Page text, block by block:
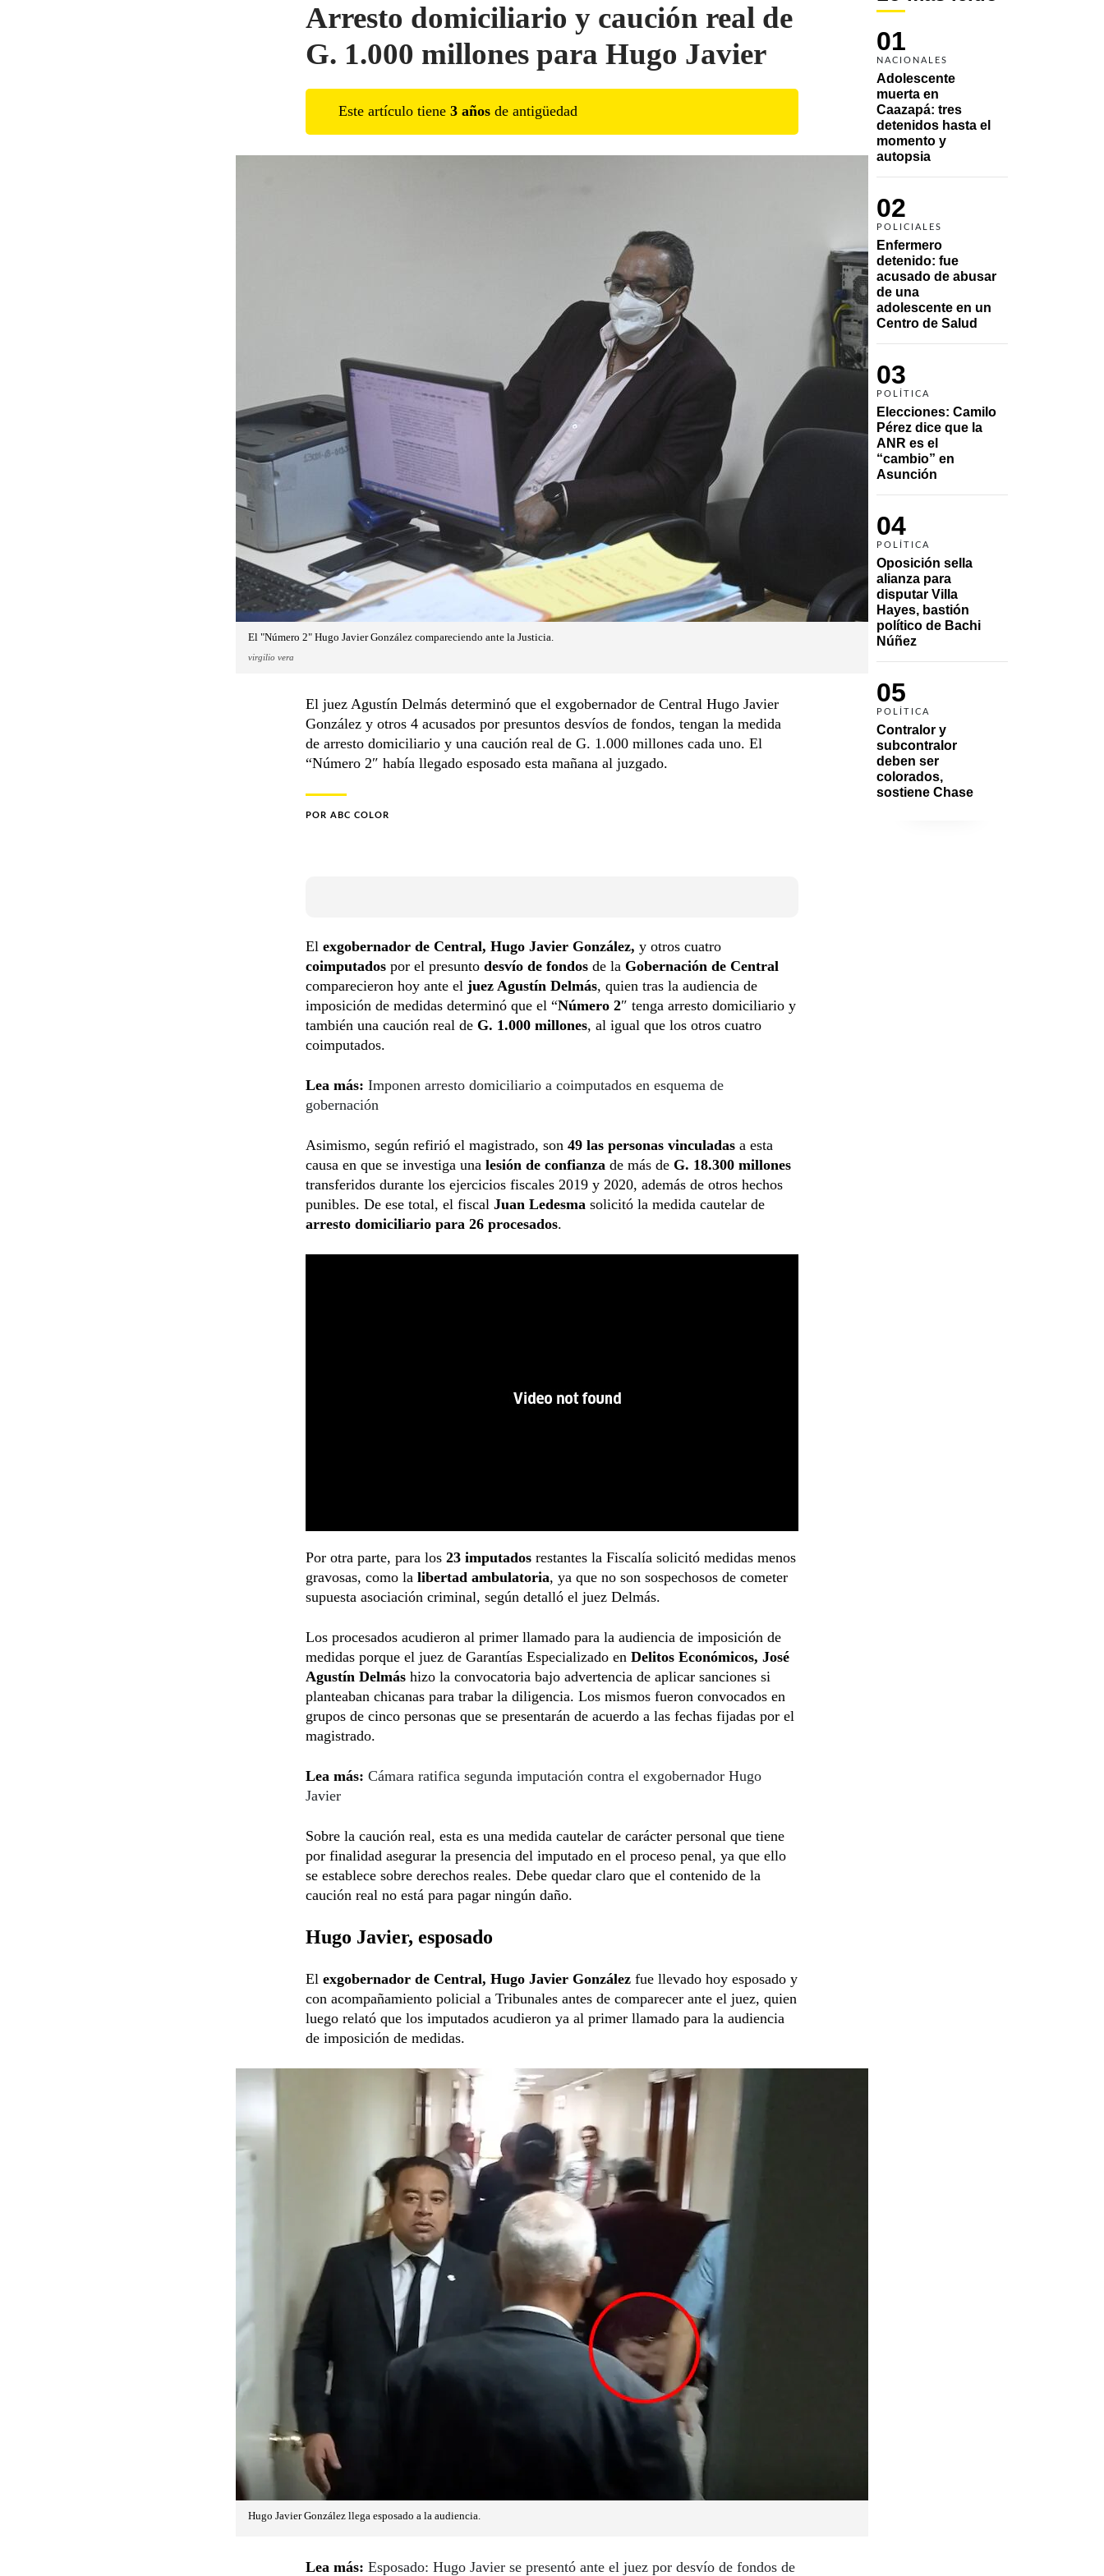
01
NACIONALES
Adolescente
muerta en
Caazapá: tres
detenidos hasta el
momento y
autopsia
02
POLICIALES
Enfermero
detenido: fue
acusado de abusar
de una
adolescente en un
Centro de Salud
03
POLÍTICA
Elecciones: Camilo
Pérez dice que la
ANR es el
“cambio” en
Asunción
04
POLÍTICA
Oposición sella
alianza para
disputar Villa
Hayes, bastión
político de Bachi
Núñez
05
POLÍTICA
Contralor y
subcontralor
deben ser
colorados,
sostiene Chase
Arresto domiciliario y caución real de
G. 1.000 millones para Hugo Javier
Este artículo tiene 3 años de antigüedad
El "Número 2" Hugo Javier González compareciendo ante la Justicia.
virgilio vera
El juez Agustín Delmás determinó que el exgobernador de Central Hugo Javier
González y otros 4 acusados por presuntos desvíos de fondos, tengan la medida
de arresto domiciliario y una caución real de G. 1.000 millones cada uno. El
“Número 2″ había llegado esposado esta mañana al juzgado.
POR ABC COLOR
El exgobernador de Central, Hugo Javier González, y otros cuatro
coimputados por el presunto desvío de fondos de la Gobernación de Central
comparecieron hoy ante el juez Agustín Delmás, quien tras la audiencia de
imposición de medidas determinó que el “Número 2″ tenga arresto domiciliario y
también una caución real de G. 1.000 millones, al igual que los otros cuatro
coimputados.
Lea más: Imponen arresto domiciliario a coimputados en esquema de
gobernación
Asimismo, según refirió el magistrado, son 49 las personas vinculadas a esta
causa en que se investiga una lesión de confianza de más de G. 18.300 millones
transferidos durante los ejercicios fiscales 2019 y 2020, además de otros hechos
punibles. De ese total, el fiscal Juan Ledesma solicitó la medida cautelar de
arresto domiciliario para 26 procesados.
Por otra parte, para los 23 imputados restantes la Fiscalía solicitó medidas menos
gravosas, como la libertad ambulatoria, ya que no son sospechosos de cometer
supuesta asociación criminal, según detalló el juez Delmás.
Los procesados acudieron al primer llamado para la audiencia de imposición de
medidas porque el juez de Garantías Especializado en Delitos Económicos, José
Agustín Delmás hizo la convocatoria bajo advertencia de aplicar sanciones si
planteaban chicanas para trabar la diligencia. Los mismos fueron convocados en
grupos de cinco personas que se presentarán de acuerdo a las fechas fijadas por el
magistrado.
Lea más: Cámara ratifica segunda imputación contra el exgobernador Hugo
Javier
Sobre la caución real, esta es una medida cautelar de carácter personal que tiene
por finalidad asegurar la presencia del imputado en el proceso penal, ya que ello
se establece sobre derechos reales. Debe quedar claro que el contenido de la
caución real no está para pagar ningún daño.
Hugo Javier, esposado
El exgobernador de Central, Hugo Javier González fue llevado hoy esposado y
con acompañamiento policial a Tribunales antes de comparecer ante el juez, quien
luego relató que los imputados acudieron ya al primer llamado para la audiencia
de imposición de medidas.
Hugo Javier González llega esposado a la audiencia.
Lea más: Esposado: Hugo Javier se presentó ante el juez por desvío de fondos de